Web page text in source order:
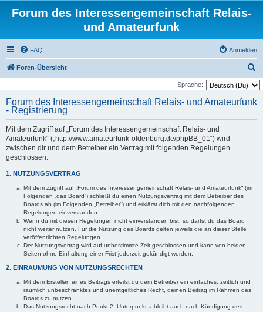
Forum des Interessengemeinschaft Relais-
und Amateurfunk
FAQ Anmelden
Foren-Übersicht
u
Sprache:
Forum des Interessengemeinschaft Relais- und Amateurfunk
- Registrierung
Mit dem Zugriff auf „Forum des Interessengemeinschaft Relais- und
Amateurfunk“ („http://www.amateurfunk-oldenburg.de/phpBB_01“) wird
zwischen dir und dem Betreiber ein Vertrag mit folgenden Regelungen
geschlossen:
1. NUTZUNGSVERTRAG
Mit dem Zugriff auf „Forum des Interessengemeinschaft Relais- und Amateurfunk“ (im
Folgenden „das Board“) schließt du einen Nutzungsvertrag mit dem Betreiber des
Boards ab (im Folgenden „Betreiber“) und erklärst dich mit den nachfolgenden
Regelungen einverstanden.
Wenn du mit diesen Regelungen nicht einverstanden bist, so darfst du das Board
nicht weiter nutzen. Für die Nutzung des Boards gelten jeweils die an dieser Stelle
veröffentlichten Regelungen.
Der Nutzungsvertrag wird auf unbestimmte Zeit geschlossen und kann von beiden
Seiten ohne Einhaltung einer Frist jederzeit gekündigt werden.
2. EINRÄUMUNG VON NUTZUNGSRECHTEN
Mit dem Erstellen eines Beitrags erteilst du dem Betreiber ein einfaches, zeitlich und
räumlich unbeschränktes und unentgeltliches Recht, deinen Beitrag im Rahmen des
Boards zu nutzen.
Das Nutzungsrecht nach Punkt 2, Unterpunkt a bleibt auch nach Kündigung des